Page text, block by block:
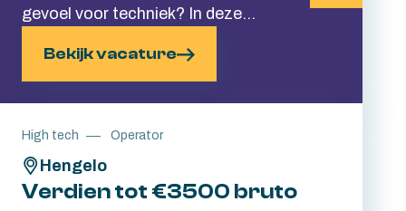
gevoel voor techniek? In deze
Almelo ga jij aan de slag in een
Hier maak jij écht het verschil in het
productieproces van hoogwaardige
onderdelen voor de
Bekijk vacature
High tech Operator
Verdien tot €3500 bruto
Hengelo